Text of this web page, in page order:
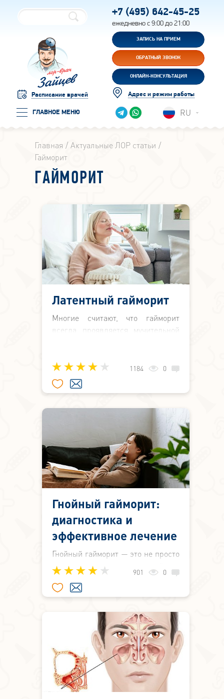
Расписание врачей
ГЛАВНОЕ МЕНЮ
+7 (495) 642-45-25
ежедневно с 9:00 до 21:00
ЗАПИСЬ НА ПРИЕМ
ОБРАТНЫЙ ЗВОНОК
ОНЛАЙН-КОНСУЛЬТАЦИЯ
Адрес и режим работы
RU
Главная
Актуальные ЛОР статьи
Гайморит
ГАЙМОРИТ
Латентный гайморит
Многие считают, что гайморит
всегда проявляется мучительной
опытный оториноларинголог
знает: это правило работает не
всегда.
1184 0
Гнойный гайморит:
диагностика и
эффективное лечение
Гнойный гайморит — это не просто
насморк, а серьёзное
инфекционное воспаление
верхнечелюстных (гайморовых)
накапливается гнойное
содержимое.
901 0